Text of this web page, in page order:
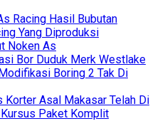
Racing Hasil Bubutan
Yang Diproduksi
Noken As
Bor Duduk Merk Westlake
Boring 2 Tak Di
Korter Asal Makasar Telah Di
Paket Komplit